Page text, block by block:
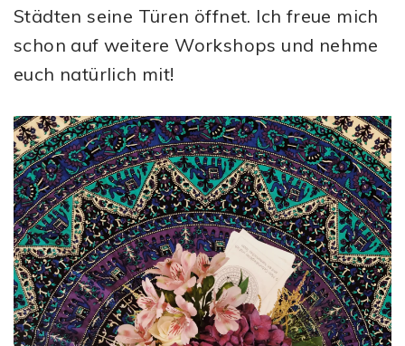
Städten seine Türen öffnet. Ich freue mich
schon auf weitere Workshops und nehme
euch natürlich mit!